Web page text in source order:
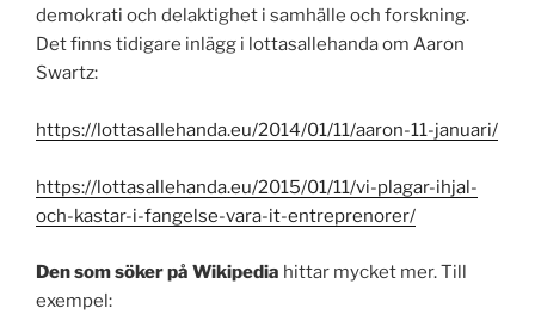
demokrati och delaktighet i samhälle och forskning.
Det finns tidigare inlägg i lottasallehanda om Aaron
Swartz:
https://lottasallehanda.eu/2014/01/11/aaron-11-januari/
https://lottasallehanda.eu/2015/01/11/vi-plagar-ihjal-
och-kastar-i-fangelse-vara-it-entreprenorer/
Den som söker på Wikipedia hittar mycket mer. Till
exempel: